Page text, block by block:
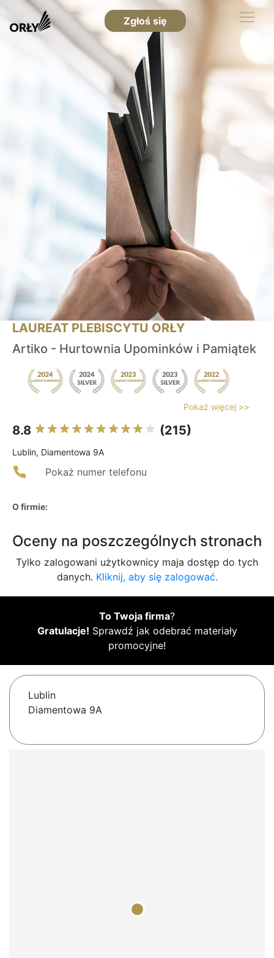
Zgłoś się
LAUREAT PLEBISCYTU ORŁY
Artiko - Hurtownia Upominków i Pamiątek
Pokaż więcej >>
8.8 (215)
Lublin, Diamentowa 9A
Pokaż numer telefonu
O firmie:
Oceny na poszczególnych stronach
Tylko zalogowani użytkownicy maja dostęp do tych
danych. Kliknij, aby się zalogować.
To Twoja firma?
Gratulacje! Sprawdź jak odebrać materiały
promocyjne!
Lublin
Diamentowa 9A